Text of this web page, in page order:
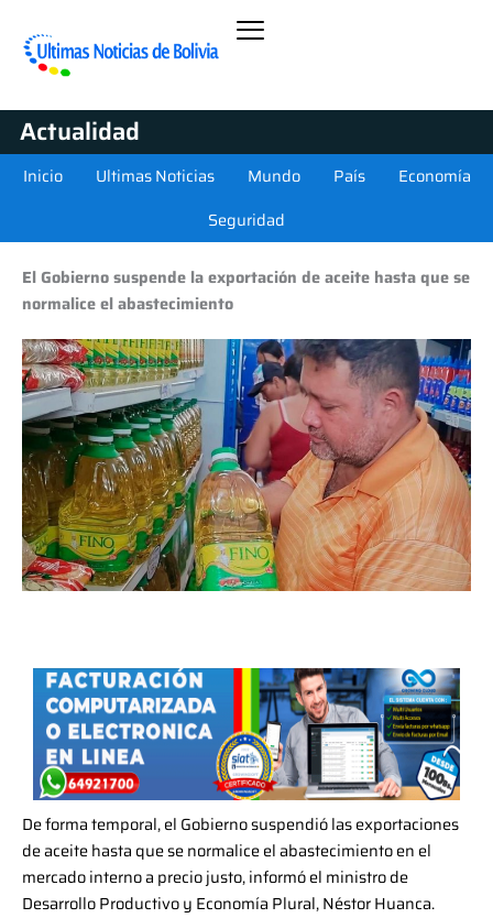
Actualidad
Inicio Ultimas Noticias Mundo País
Economía
Seguridad
El Gobierno suspende la exportación de aceite hasta que se
normalice el abastecimiento
De forma temporal, el Gobierno suspendió las exportaciones
de aceite hasta que se normalice el abastecimiento en el
mercado interno a precio justo, informó el ministro de
Desarrollo Productivo y Economía Plural, Néstor Huanca.